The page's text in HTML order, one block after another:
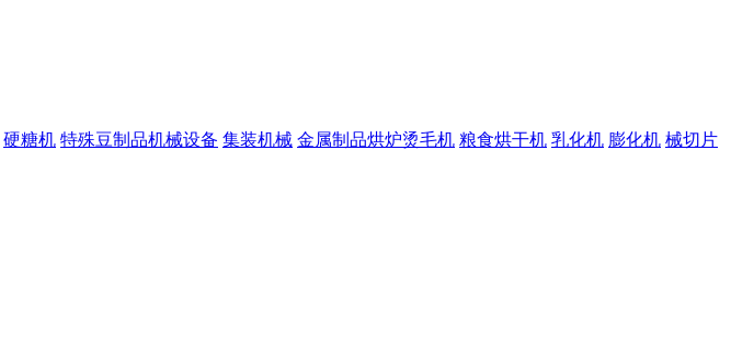
硬糖机 特殊豆制品机械设备 集装机械 金属制品烘炉烫毛机 粮食烘干机 乳化机 膨化机 械切片